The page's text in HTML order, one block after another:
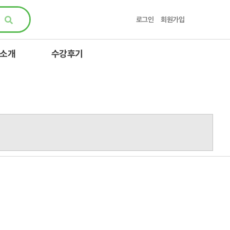
로그인 회원가입
개 수강후기